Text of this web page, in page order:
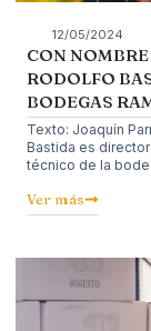
12/05/2024
CON
RODOLFO
BODEGAS
Texto: Joaquín
Bastida es
técnico de la
Ver más